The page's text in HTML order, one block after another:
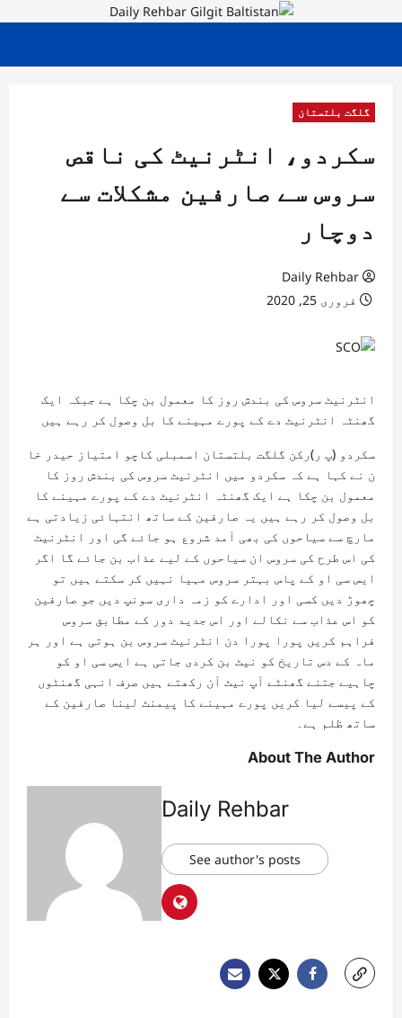
گلگت بلتستان
سکردو، انٹرنیٹ کی ناقص
سروس سے صارفین مشکلات سے
دوچار
Daily Rehbar
فروری 25, 2020
انٹرنیٹ سروس کی بندش روز کا معمول بن چکا ہے جبکہ ایک
گھنٹہ انٹرنیٹ دے کے پورے مہینے کا بل وصول کر رہے ہیں
سکردو (پ ر)رکن گلگت بلتستان اسمبلی کاچو امتیاز حیدر خا
ن نے کہا ہے کہ سکردو میں انٹرنیٹ سروس کی بندش روز کا
معمول بن چکا ہے ایک گھنٹہ انٹرنیٹ دے کے پورے مہینے کا
بل وصول کر رہے ہیں یہ صارفین کے ساتھ انتہائی زیادتی ہے
مارچ سے سیاحوں کی بھی آمد شروع ہو جائے گی اور انٹرنیٹ
کی اس طرح کی سروس ان سیاحوں کے لیے عذاب بن جائے گا اگر
ایس سی او کے پاس بہتر سروس مہیا نہیں کر سکتے ہیں تو
چھوڑ دیں کسی اور ادارے کو زمہ داری سونپ دیں جو صارفین
کو اس عذاب سے نکالے اور اس جدید دور کے مطابق سروس
فراہم کریں پورا پورا دن انٹرنیٹ سروس بن ہوتی ہے اور ہر
ماہ کے دس تاریخ کو نیٹ بن کردی جاتی ہے ایس سی او کو
چاہیے جتنے گھنٹے آپ نیٹ آن رکھتے ہیں صرف انہی گھنٹوں
کے پیسے لیا کریں پورے مہینے کا پیمنٹ لینا صارفین کے
ساتھ ظلم ہے۔
About The Author
Daily Rehbar
See author's posts